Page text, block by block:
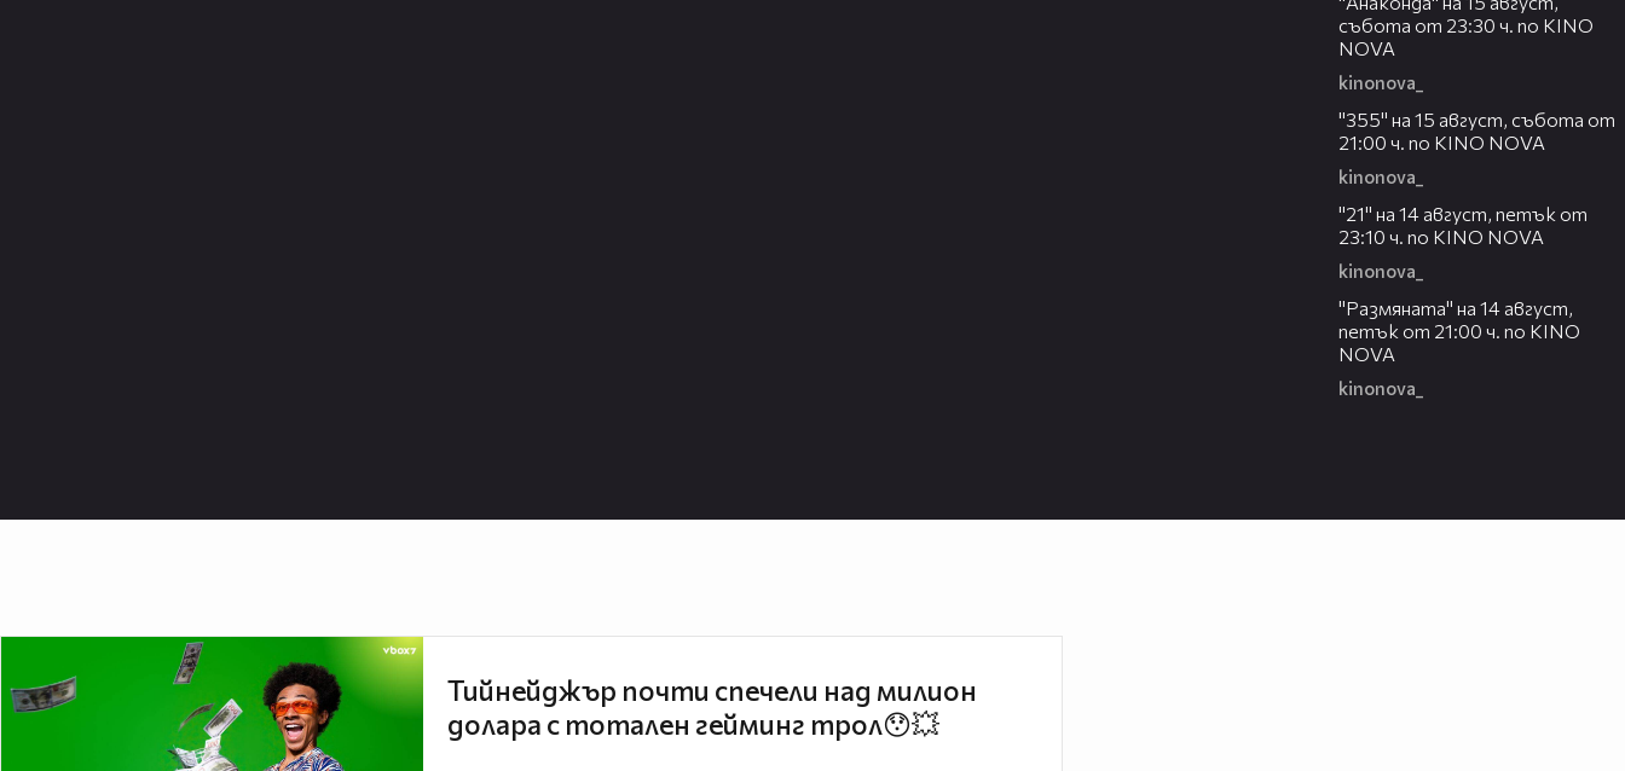
събота от 23:30 ч. по KINO
NOVA
kinonova_
"355" на 15 август, събота от
21:00 ч. по KINO NOVA
kinonova_
"21" на 14 август, петък от
23:10 ч. по KINO NOVA
kinonova_
"Размянaта" на 14 август,
петък от 21:00 ч. по KINO
NOVA
kinonova_
Тийнейджър почти спечели над милион
долара с тотален гейминг трол😯💥